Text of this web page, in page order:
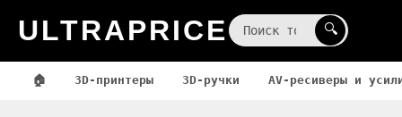
ULTRAPRICE 🔍
🏠 3D-принтеры 3D-ручки AV-ресиверы и